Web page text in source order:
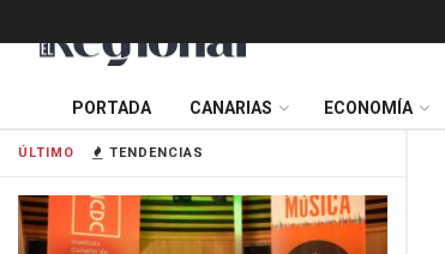
ÚLTIMO TENDENCIAS
PORTADA CANARIAS ECONOMÍA